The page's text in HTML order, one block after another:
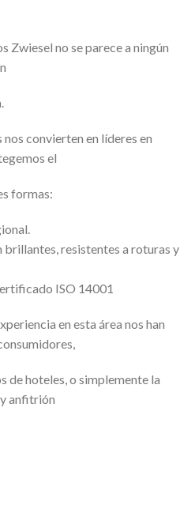
Zwiesel no se parece a ningún
convierten en líderes en
el
formas:
brillantes, resistentes a roturas y
ISO 14001
en esta área nos han
de hoteles, o simplemente la
anfitrión